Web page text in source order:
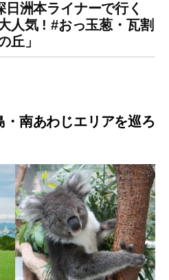
日洲本ライナーで行く
人気 ! #おっ玉葱・瓦割
丘」
南あわじエリアを巡ろ